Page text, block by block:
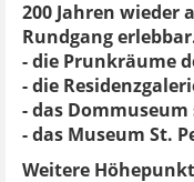
200 Jahren wieder
Rundgang
- die Prunkräume
- die
- das Dommuseum
- das Museum St.
Weitere